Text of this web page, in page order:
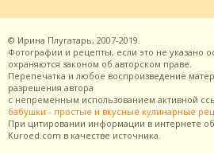
© Ирина Плугатарь, 2007-2019.
Фотографии и рецепты, если это не указано
охраняются законом об авторском праве.
Перепечатка и любое воспроизведение
разрешения автора
с непременным использованием активной
бабушки - простые и вкусные кулинарные
При цитировании информации в интернете
Kuroed.com в качестве источника.